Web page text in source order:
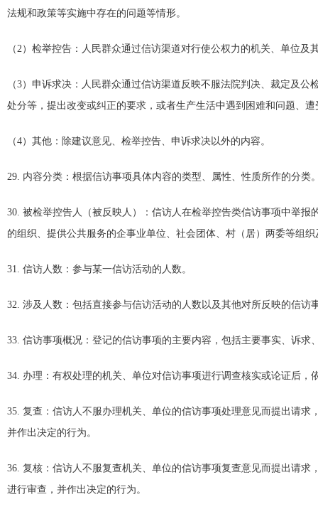
法规和政策等实施中存在的问题等情形。
（2）检举控告：人民群众通过信访渠道对行使公权力的机关、单位
（3）申诉求决：人民群众通过信访渠道反映不服法院判决、裁定及
处分等，提出改变或纠正的要求，或者生产生活中遇到困难和问题、
（4）其他：除建议意见、检举控告、申诉求决以外的内容。
29. 内容分类：根据信访事项具体内容的类型、属性、性质所作的分类
30. 被检举控告人（被反映人）：信访人在检举控告类信访事项中举
的组织、提供公共服务的企事业单位、社会团体、村（居）两委等组
31. 信访人数：参与某一信访活动的人数。
32. 涉及人数：包括直接参与信访活动的人数以及其他对所反映的信访
33. 信访事项概况：登记的信访事项的主要内容，包括主要事实、诉求
34. 办理：有权处理的机关、单位对信访事项进行调查核实或论证后，
35. 复查：信访人不服办理机关、单位的信访事项处理意见而提出请
并作出决定的行为。
36. 复核：信访人不服复查机关、单位的信访事项复查意见而提出请
进行审查，并作出决定的行为。